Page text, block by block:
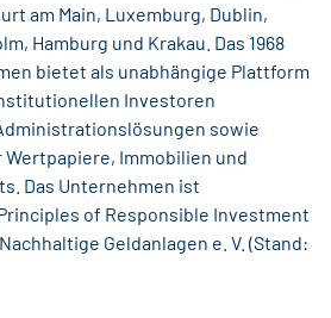
am Main, Luxemburg, Dublin,
Hamburg und Krakau. Das 1968
bietet als unabhängige Plattform
Investoren
sowie
Immobilien und
Das Unternehmen ist
of Responsible Investment
Geldanlagen e. V. (Stand: